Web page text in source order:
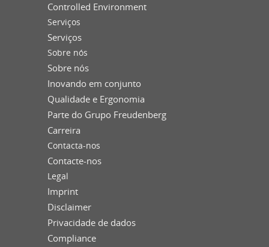
Controlled Environment
Serviços
Serviços
Sobre nós
Sobre nós
Inovando em conjunto
Qualidade e Ergonomia
Parte do Grupo Freudenberg
Carreira
Contacta-nos
Contacte-nos
Legal
Imprint
Disclaimer
Privacidade de dados
Compliance